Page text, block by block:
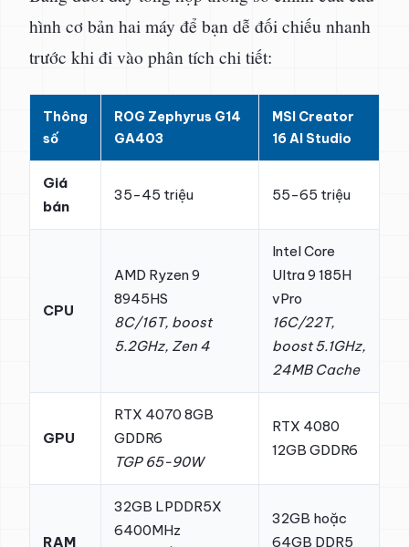
hình cơ bản hai máy để bạn dễ đối chiếu nhanh
trước khi đi vào phân tích chi tiết:
Thông
số
ROG Zephyrus G14
GA403
MSI Creator
16 AI Studio
Giá
bán
35-45 triệu 55-65 triệu
CPU
AMD Ryzen 9
8945HS
8C/16T, boost
5.2GHz, Zen 4
Intel Core
Ultra 9 185H
vPro
16C/22T,
boost 5.1GHz,
24MB Cache
GPU
RTX 4070 8GB
GDDR6
TGP 65-90W
RTX 4080
12GB GDDR6
RAM
32GB LPDDR5X
6400MHz
32GB hoặc
64GB DDR5